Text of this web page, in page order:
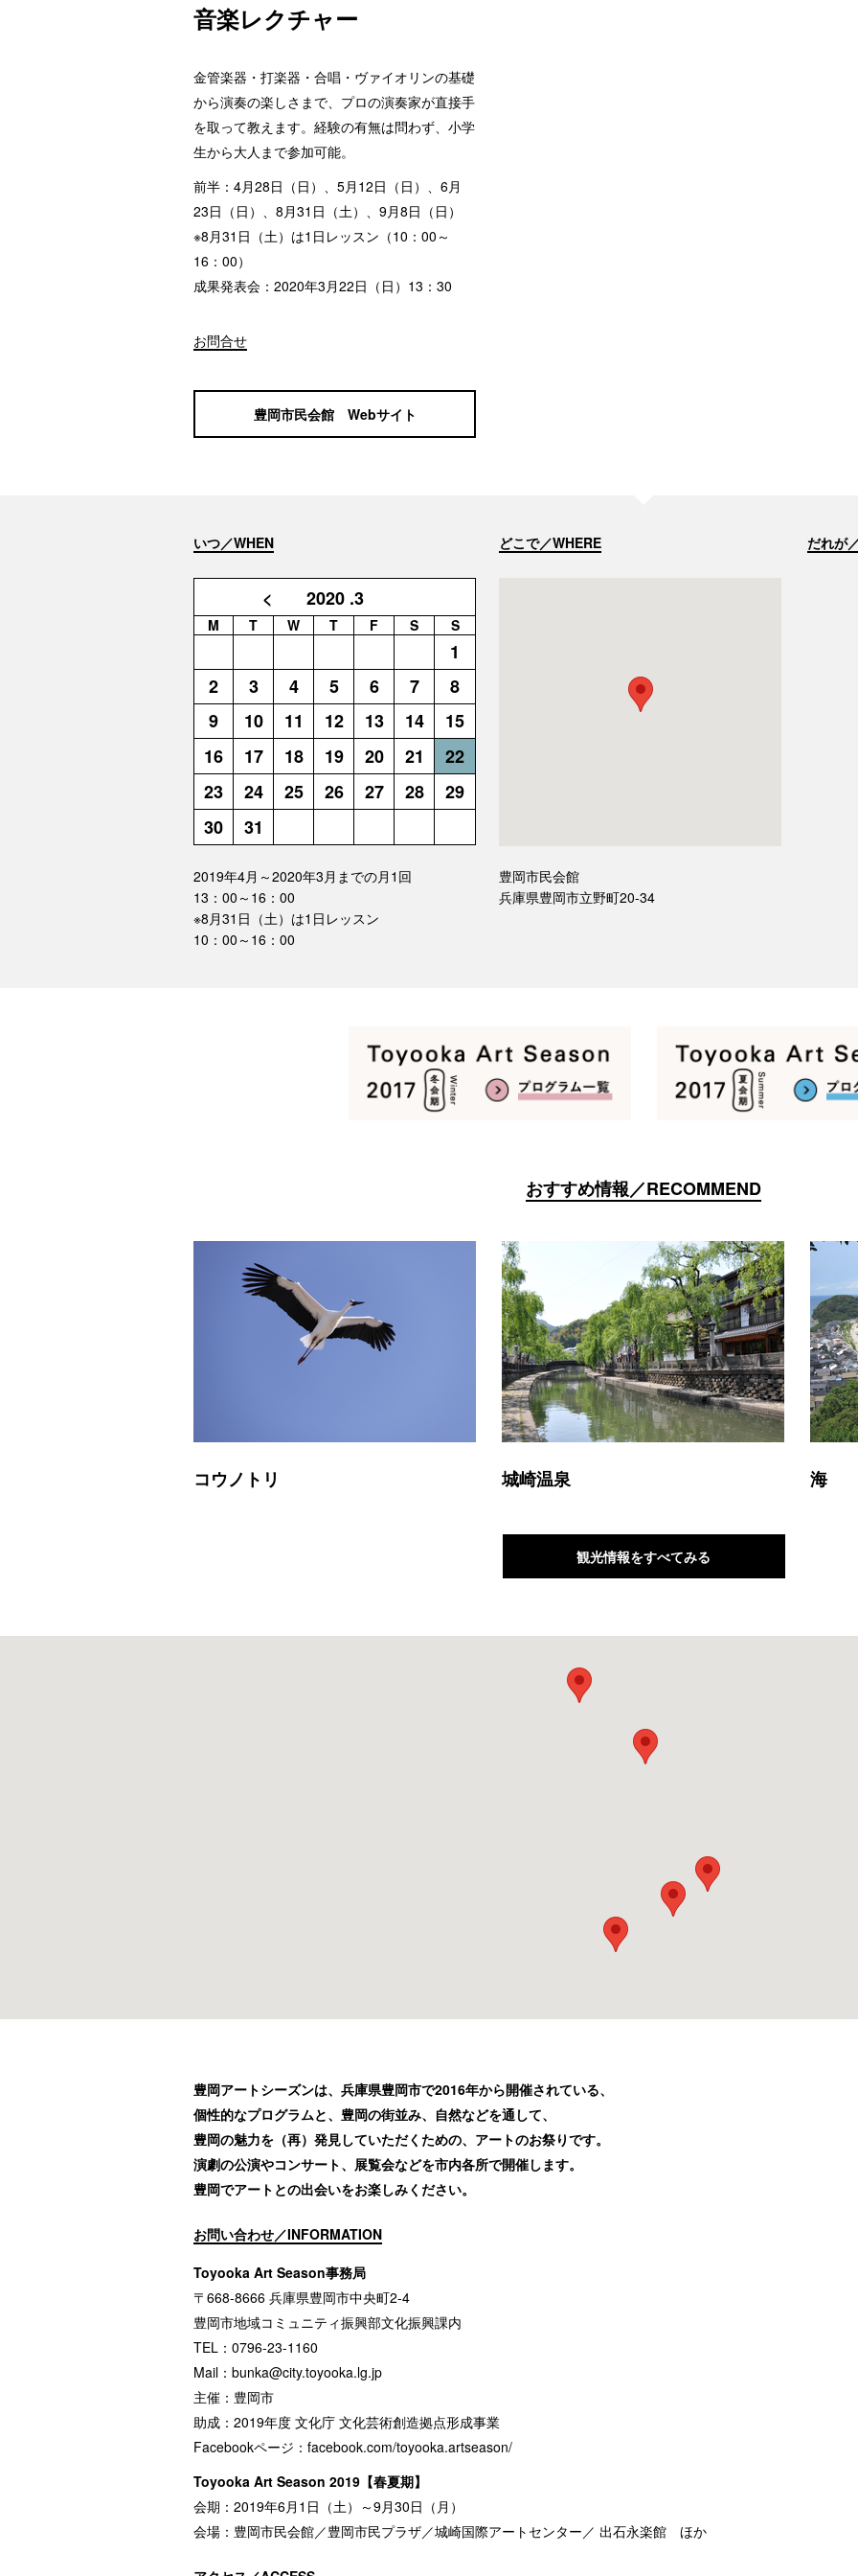
音楽レクチャー
金管楽器・打楽器・合唱・ヴァイオリンの基礎
から演奏の楽しさまで、プロの演奏家が直接手
を取って教えます。経験の有無は問わず、小学
生から大人まで参加可能。
前半：4月28日（日）、5月12日（日）、6月
23日（日）、8月31日（土）、9月8日（日）
※8月31日（土）は1日レッスン（10：00～
16：00）
成果発表会：2020年3月22日（日）13：30
お問合せ
豊岡市民会館 Webサイト
いつ／WHEN
< 2020 .3
M T W T F S S
1
2
3 4 5 6 7
8
9
10 11 12 13 14
15
16
17 18 19 20 21
22
23
24 25 26 27 28
29
30
31
2019年4月～2020年3月までの月1回
13：00～16：00
※8月31日（土）は1日レッスン
10：00～16：00
どこで／WHERE
豊岡市民会館
兵庫県豊岡市立野町20-34
だれが
おすすめ情報／RECOMMEND
コウノトリ 城崎温泉 海
観光情報をすべてみる
豊岡アートシーズンは、兵庫県豊岡市で2016年から開催されている、
個性的なプログラムと、豊岡の街並み、自然などを通して、
豊岡の魅力を（再）発見していただくための、アートのお祭りです。
演劇の公演やコンサート、展覧会などを市内各所で開催します。
豊岡でアートとの出会いをお楽しみください。
お問い合わせ／INFORMATION
Toyooka Art Season事務局
〒668-8666 兵庫県豊岡市中央町2-4
豊岡市地域コミュニティ振興部文化振興課内
TEL：0796-23-1160
Mail： bunka@city.toyooka.lg.jp
主催：豊岡市
助成：2019年度 文化庁 文化芸術創造拠点形成事業
Facebookページ： facebook.com/toyooka.artseason/
Toyooka Art Season 2019【春夏期】
会期：2019年6月1日（土）～9月30日（月）
会場：豊岡市民会館／豊岡市民プラザ／城崎国際アートセンター／ 出石永楽館 ほか